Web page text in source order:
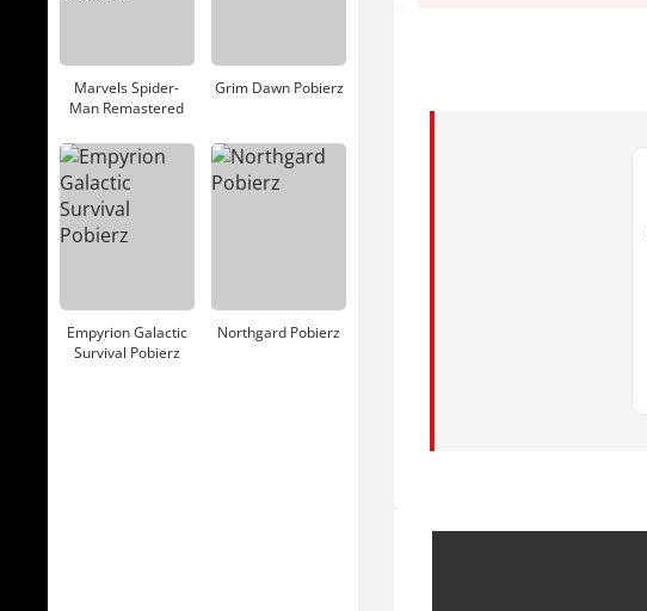
Marvels Spider-
Man Remastered
Grim Dawn Pobierz
Empyrion Galactic
Survival Pobierz
Northgard Pobierz